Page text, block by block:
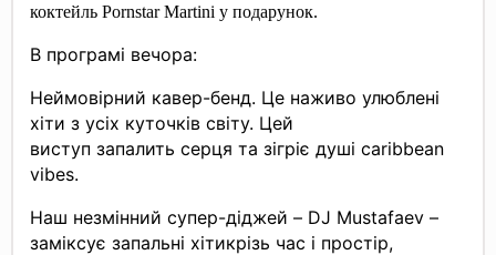
коктейль Pornstar Martini у подарунок.
В програмі вечора:
Неймовірний кавер-бенд. Це наживо улюблені
хіти з усіх куточків світу. Цей
виступ запалить серця та зігріє душі caribbean
vibes.
Наш незмінний супер-діджей – DJ Mustafaev –
заміксує запальні хітикрізь час і простір,